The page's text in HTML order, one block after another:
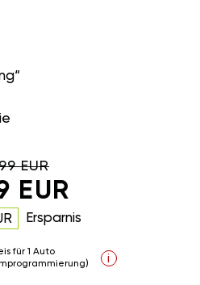
EUR
EUR
Ersparnis
für 1 Auto
i